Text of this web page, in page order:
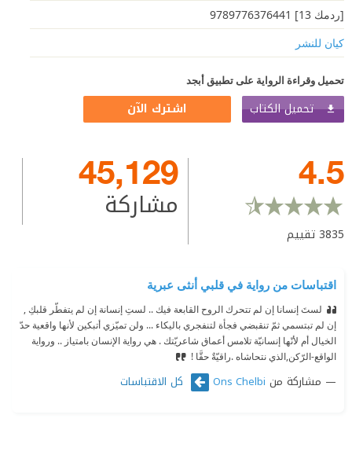
[ردمك 13] 9789776376441
كيان للنشر
تحميل وقراءة الرواية على تطبيق أبجد
تحميل الكتاب اشترك الآن
4.5
3835تقييم
45,129
مشاركة
اقتباسات من رواية في قلبي أنثى عبرية
لستَ إنسانا إن لم تتحرك الروح القابعة فيك .. لستِ إنسانة إن لم يتفطّر قلبكِ ,
إن لم تبتسمي ثمّ تنقبضي فجأة لتنفجري باليكاء ... ولن تميّزي أتبكين لأنها واقعية حدّ
الخيال أم لأنّها إنسانيّة تلامس أعماق شاعريّتك . هي رواية الإنسان بامتياز .. ورواية
الواقع-الرّكن,الذي نتحاشاه .راقيّةٌ حقَّا !
مشاركة من Ons Chelbi كل الاقتباسات